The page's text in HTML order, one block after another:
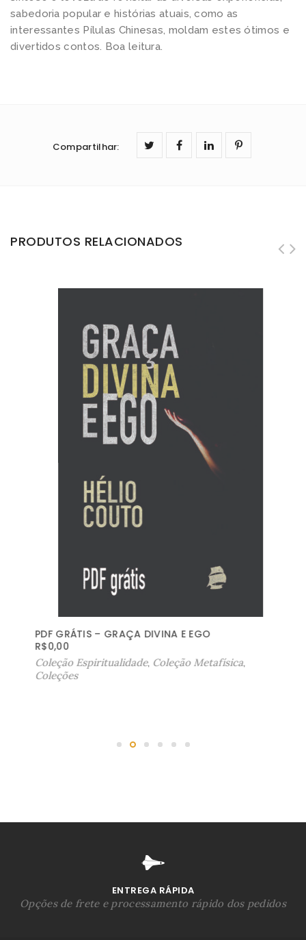
sabedoria popular e histórias atuais, como as
interessantes Pílulas Chinesas, moldam estes ótimos e
divertidos contos. Boa leitura.
Compartilhar:
PRODUTOS RELACIONADOS
PDF GRÁTIS – GRAÇA DIVINA E EGO
R$0,00
Coleção Espiritualidade,Coleção Metafísica,
Coleções
ENTREGA RÁPIDA
Opções de frete e processamento rápido dos pedidos